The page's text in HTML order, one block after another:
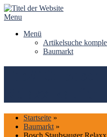
Skip
to
Menu
Menü
Artikelsuche
Baumarkt
Startseite »
Baumarkt »
Bosch Staubsauger Relaxx